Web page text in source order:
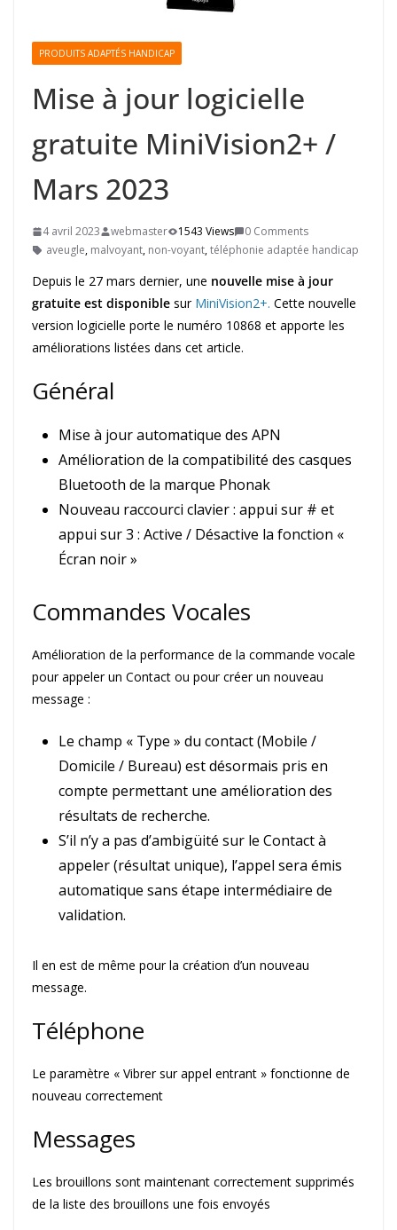
PRODUITS ADAPTÉS HANDICAP
Mise à jour logicielle
gratuite MiniVision2+ /
Mars 2023
4 avril 2023 webmaster 1543 Views
0 Comments
aveugle, malvoyant, non-voyant,téléphonie adaptée handicap
Depuis le 27 mars dernier, une nouvelle mise à jour
gratuite est disponible sur MiniVision2+. Cette nouvelle
version logicielle porte le numéro 10868 et apporte les
améliorations listées dans cet article.
Général
Mise à jour automatique des APN
Amélioration de la compatibilité des casques
Bluetooth de la marque Phonak
Nouveau raccourci clavier : appui sur # et
appui sur 3 : Active / Désactive la fonction «
Écran noir »
Commandes Vocales
Amélioration de la performance de la commande vocale
pour appeler un Contact ou pour créer un nouveau
message :
Le champ « Type » du contact (Mobile /
Domicile / Bureau) est désormais pris en
compte permettant une amélioration des
résultats de recherche.
S’il n’y a pas d’ambigüité sur le Contact à
appeler (résultat unique), l’appel sera émis
automatique sans étape intermédiaire de
validation.
Il en est de même pour la création d’un nouveau
message.
Téléphone
Le paramètre « Vibrer sur appel entrant » fonctionne de
nouveau correctement
Messages
Les brouillons sont maintenant correctement supprimés
de la liste des brouillons une fois envoyés